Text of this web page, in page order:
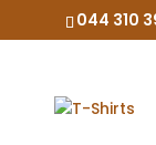
044 310